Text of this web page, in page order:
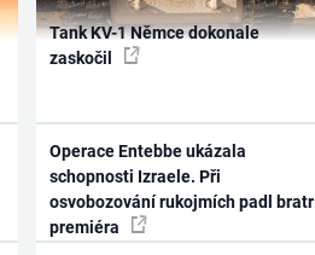
Tank KV-1 Němce dokonale
zaskočil
Operace Entebbe ukázala
schopnosti Izraele. Při
osvobozování rukojmích padl bratr
premiéra